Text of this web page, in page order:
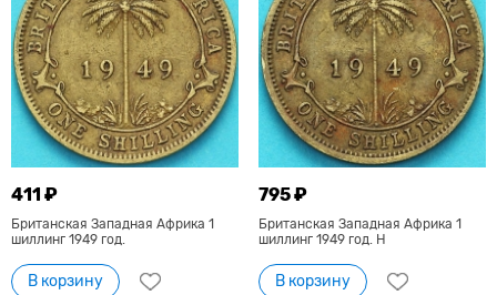
411 ₽
Британская Западная Африка 1
шиллинг 1949 год.
В корзину
795 ₽
Британская Западная Африка 1
шиллинг 1949 год. Н
В корзину